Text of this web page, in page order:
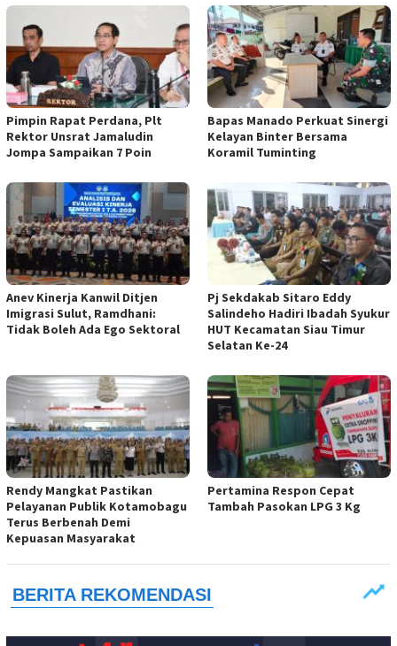
Pimpin Rapat Perdana, Plt
Rektor Unsrat Jamaludin
Jompa Sampaikan 7 Poin
Bapas Manado Perkuat Sinergi
Kelayan Binter Bersama
Koramil Tuminting
Anev Kinerja Kanwil Ditjen
Imigrasi Sulut, Ramdhani:
Tidak Boleh Ada Ego Sektoral
Pj Sekdakab Sitaro Eddy
Salindeho Hadiri Ibadah Syukur
HUT Kecamatan Siau Timur
Selatan Ke-24
Rendy Mangkat Pastikan
Pelayanan Publik Kotamobagu
Terus Berbenah Demi
Kepuasan Masyarakat
Pertamina Respon Cepat
Tambah Pasokan LPG 3 Kg